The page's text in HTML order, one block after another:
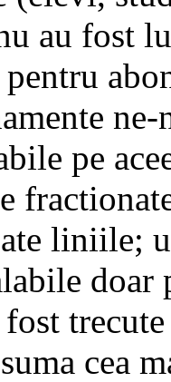
au fost
pe
liniile;
doar
fost
cea